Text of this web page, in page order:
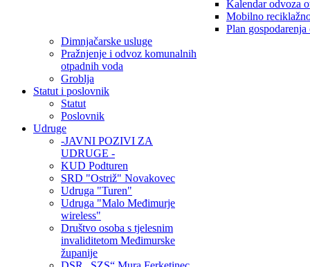
Kalendar odvoza
Mobilno
Plan gospodarenja
Dimnjačarske usluge
Pražnjenje i odvoz komunalnih
otpadnih voda
Groblja
Statut i poslovnik
Statut
Poslovnik
Udruge
-JAVNI POZIVI ZA
UDRUGE -
KUD Podturen
SRD "Ostriž" Novakovec
Udruga "Turen"
Udruga "Malo Međimurje
wireless"
Društvo osoba s tjelesnim
invaliditetom Međimurske
županije